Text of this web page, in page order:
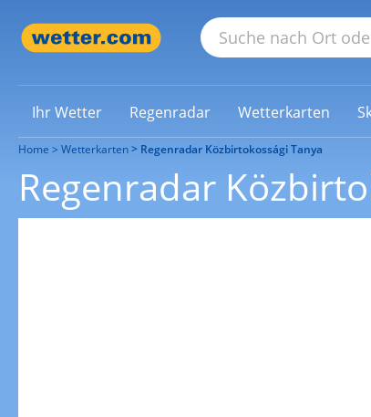
Ihr Wetter Regenradar Wetterkarten
Home Wetterkarten Regenradar Közbirtokossági Tanya
Regenradar